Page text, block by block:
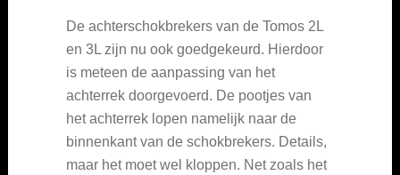
De achterschokbrekers van de Tomos 2L
en 3L zijn nu ook goedgekeurd. Hierdoor
is meteen de aanpassing van het
achterrek doorgevoerd. De pootjes van
het achterrek lopen namelijk naar de
binnenkant van de schokbrekers. Details,
maar het moet wel kloppen. Net zoals het